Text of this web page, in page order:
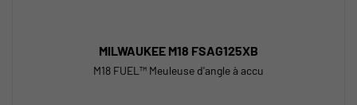
MILWAUKEE M18 FSAG125XB
M18 FUEL™ Meuleuse d'angle à accu